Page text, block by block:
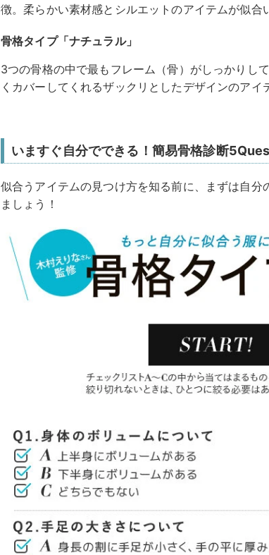
徴。柔らかい素材感とシルエットのアイテムが似合
骨格タイプ「ナチュラル」
3つの骨格の中で最もフレーム（骨）がしっかりし
くカバーしてくれるザックリとしたデザインのアイ
いますぐ自分でできる！簡易骨格診断
似合うアイテムの見つけ方を知る前に、まずは自分
ましょう！